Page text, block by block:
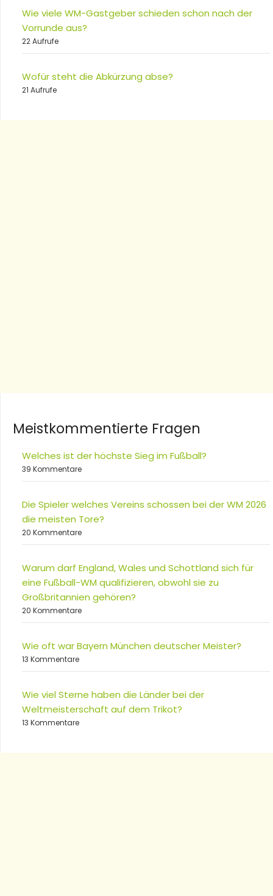
Wie viele WM-Gastgeber schieden schon nach der
Vorrunde aus?
22 Aufrufe
Wofür steht die Abkürzung abse?
21 Aufrufe
Meistkommentierte Fragen
Welches ist der höchste Sieg im Fußball?
39 Kommentare
Die Spieler welches Vereins schossen bei der WM 2026
die meisten Tore?
20 Kommentare
Warum darf England, Wales und Schottland sich für
eine Fußball-WM qualifizieren, obwohl sie zu
Großbritannien gehören?
20 Kommentare
Wie oft war Bayern München deutscher Meister?
13 Kommentare
Wie viel Sterne haben die Länder bei der
Weltmeisterschaft auf dem Trikot?
13 Kommentare